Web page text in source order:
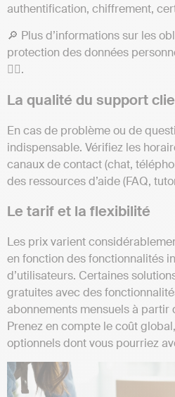
authentification, chiffrement,
🔎 Plus d’informations sur les
protection des données
👈🏻.
La qualité du support
En cas de problème ou de
indispensable. Vérifiez les
canaux de contact (chat,
des ressources d’aide (FAQ,
Le tarif et la flexibilité
Les prix varient
en fonction des fonctionnalités
d’utilisateurs. Certaines
gratuites avec des
abonnements mensuels à partir
Prenez en compte le coût
optionnels dont vous pourriez